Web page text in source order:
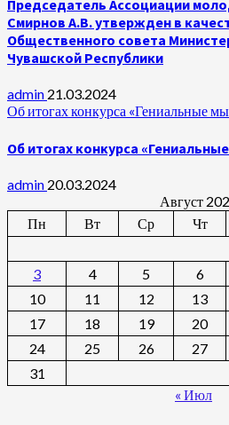
Председатель Ассоциации
Смирнов А.В. утвержден в
Общественного совета
Чувашской Республики
admin 21.03.2024
Об итогах конкурса «Гениальные
Об итогах конкурса
admin 20.03.2024
Август
Пн
Вт Ср Чт
3
4 5 6
10
11 12 13
17
18 19 20
24
25 26 27
31
« Июл